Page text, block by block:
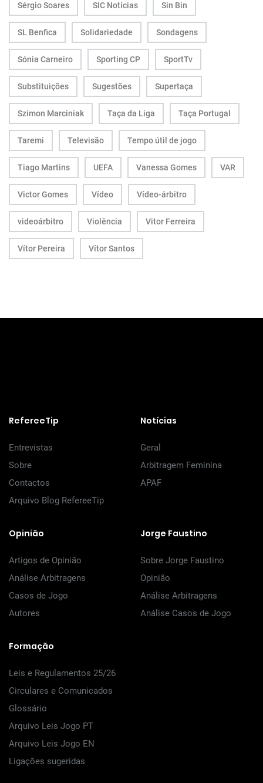
Sérgio Soares SIC Notícias Sin Bin
SL Benfica Solidariedade Sondagens
Sónia Carneiro Sporting CP SportTv
Substituições Sugestões Supertaça
Szimon Marciniak Taça da Liga Taça Portugal
Taremi Televisão Tempo útil de jogo
Tiago Martins UEFA Vanessa Gomes VAR
Victor Gomes Vídeo Vídeo-árbitro
videoárbitro Violência Vitor Ferreira
Vítor Pereira Vítor Santos
RefereeTip
Entrevistas
Sobre
Contactos
Arquivo Blog RefereeTip
Notícias
Geral
Arbitragem Feminina
APAF
Opinião
Artigos de Opinião
Análise Arbitragens
Casos de Jogo
Autores
Jorge Faustino
Sobre Jorge Faustino
Opinião
Análise Arbitragens
Análise Casos de Jogo
Formação
Leis e Regulamentos 25/26
Circulares e Comunicados
Glossário
Arquivo Leis Jogo PT
Arquivo Leis Jogo EN
Ligações sugeridas